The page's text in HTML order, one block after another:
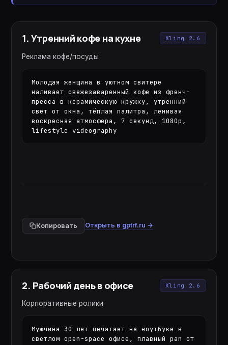
1. Утренний кофе на кухне Kling 2.6
Реклама кофе/посуды
Молодая женщина в уютном свитере
наливает свежезаваренный кофе из френч-
пресса в керамическую кружку, утренний
свет от окна, тёплая палитра, ленивая
воскресная атмосфера, 7 секунд, 1080p,
lifestyle videography
Копировать Открыть в gptrf.ru →
2. Рабочий день в офисе Kling 2.6
Корпоративные ролики
Мужчина 30 лет печатает на ноутбуке в
светлом open-space офисе, плавный pan от